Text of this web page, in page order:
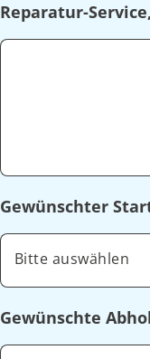
Reparatur-
Gewünschter
Bitte auswählen
Gewünschte